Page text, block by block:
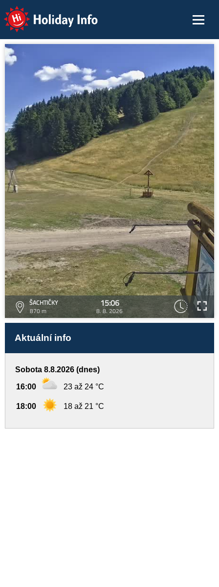
Holiday Info
ŠACHTIČKY
870 m
15:06
8. 8. 2026
Aktuální info
Sobota 8.8.2026 (dnes)
16:00 23 až 24 °C
18:00 18 až 21 °C